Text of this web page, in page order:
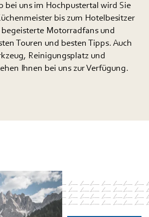
bei uns im Hochpustertal wird Sie
bis zum Hotelbesitzer
begeisterte Motorradfans und
Touren und besten Tipps. Auch
Reinigungsplatz und
Ihnen bei uns zur Verfügung.